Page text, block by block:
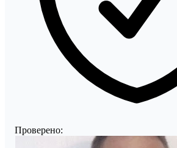
Проверено: